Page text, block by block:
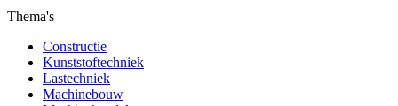
Thema's
Constructie
Kunststoftechniek
Lastechniek
Machinebouw